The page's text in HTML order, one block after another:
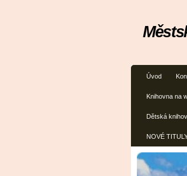
Úvod
Knihovna na
Dětská
NOVÉ